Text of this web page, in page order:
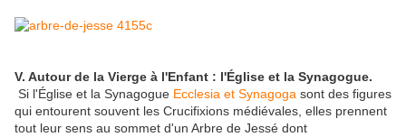
V. Autour de la Vierge à l'Enfant : l'Église et la Synagogue.
Si l'Église et la Synagogue Ecclesia et Synagoga sont des figures
qui entourent souvent les Crucifixions médiévales, elles prennent
tout leur sens au sommet d'un Arbre de Jessé dont